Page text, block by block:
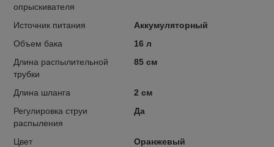
опрыскивателя
Источник питания
Аккумуляторный
Объем бака
16 л
Длина распылительной
трубки
85 см
Длина шланга
2 см
Регулировка струи
распыления
Да
Цвет Оранжевый